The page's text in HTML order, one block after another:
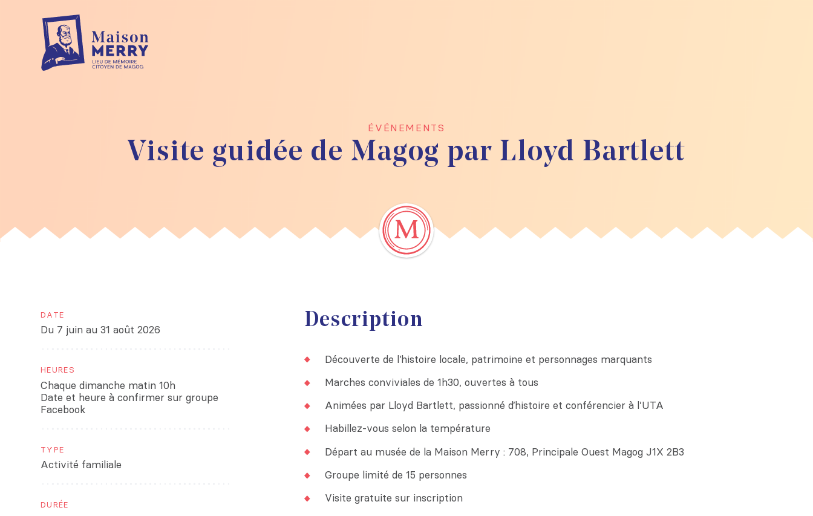
ÉVÉNEMENTS
Visite guidée de Magog par Lloyd Bartlett
DATE
Du 7 juin au 31 août 2026
HEURES
Chaque dimanche matin 10h
Date et heure à confirmer sur groupe
Facebook
TYPE
Activité familiale
DURÉE
Description
Découverte de l’histoire locale, patrimoine et personnages marquants
Marches conviviales de 1h30, ouvertes à tous
Animées par Lloyd Bartlett, passionné d’histoire et conférencier à l’UTA
Habillez-vous selon la température
Départ au musée de la Maison Merry : 708, Principale Ouest Magog J1X 2B3
Groupe limité de 15 personnes
Visite gratuite sur inscription